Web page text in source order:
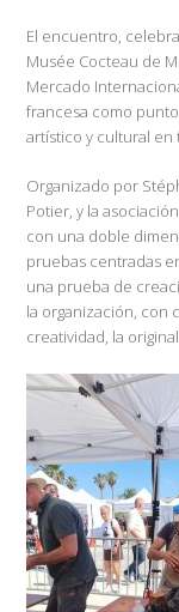
El encuentro,
Musée Cocteau de
Mercado
francesa como
artístico y cultural
Organizado por
Potier, y la
con una doble
pruebas centradas
una prueba de
la organización, con
creatividad, la